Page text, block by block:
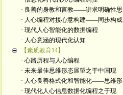
· 良善的身教和言教——讲求明确性思
· 人心编程对接心意构建——同步构成
· 现代人心智能化的数据编程
· 人心意涵的现代化认知
【素质教育14】
· 心路历程与人心编程
· 未来最佳思维形态展望之于中国现
· 人心良善格式化和智能化——思维形
· 现代化人心信息数据化编程之于现